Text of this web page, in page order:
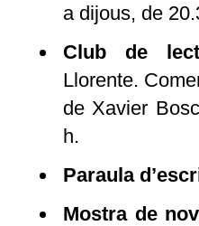
a dijous, de
Club de
Llorente.
de Xavier
h.
Paraula
Mostra de